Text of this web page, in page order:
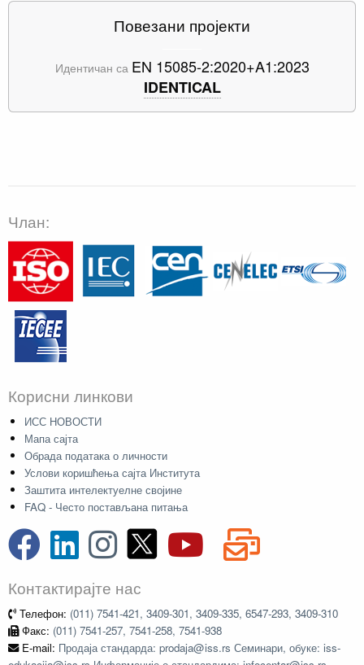
Повезани пројекти
Идентичан са EN 15085-2:2020+A1:2023
IDENTICAL
Члан:
Корисни линкови
ИСС НОВОСТИ
Мапа сајта
Обрада података о личности
Услови коришћења сајта Института
Заштита интелектуелне својине
FAQ - Често постављана питања
Контактирајте нас
Телефон: (011) 7541-421, 3409-301, 3409-335, 6547-293, 3409-310
Факс: (011) 7541-257, 7541-258, 7541-938
E-mail: Продаја стандарда: prodaja@iss.rs Семинари, обуке: iss-